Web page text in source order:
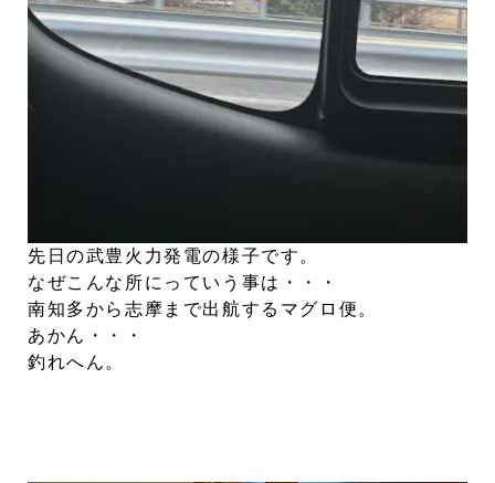
先日の武豊火力発電の様子です。
なぜこんな所にっていう事は・・・
南知多から志摩まで出航するマグロ便。
あかん・・・
釣れへん。